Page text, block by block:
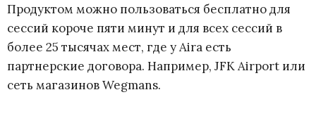
Продуктом можно пользоваться бесплатно для
сессий короче пяти минут и для всех сессий в
более 25 тысячах мест, где у Aira есть
партнерские договора. Например, JFK Airport или
сеть магазинов Wegmans.